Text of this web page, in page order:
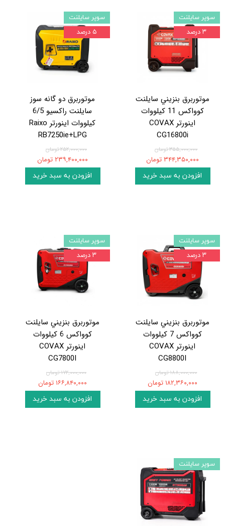
موتوربرق بنزيني سایلنت
کوواکس 11 کيلووات
اينورتر COVAX
CG16800i
۳۵۵,۰۰۰,۰۰۰ تومان
۳۴۴,۳۵۰,۰۰۰ تومان
افزودن به سبد خرید
سوپر سایلنت
۳ درصد
موتوربرق دو گانه سوز
سایلنت راکسیو 6/5
کيلووات اينورتر Raixo
RB7250ie+LPG
۲۵۲,۰۰۰,۰۰۰ تومان
۲۳۹,۴۰۰,۰۰۰ تومان
افزودن به سبد خرید
سوپر سایلنت
۵ درصد
موتوربرق بنزيني سایلنت
کوواکس 7 کيلووات
اينورتر COVAX
CG8800I
۱۸۸,۰۰۰,۰۰۰ تومان
۱۸۲,۳۶۰,۰۰۰ تومان
افزودن به سبد خرید
سوپر سایلنت
۳ درصد
موتوربرق بنزيني سایلنت
کوواکس 6 کيلووات
اينورتر COVAX
CG7800I
۱۷۲,۰۰۰,۰۰۰ تومان
۱۶۶,۸۴۰,۰۰۰ تومان
افزودن به سبد خرید
سوپر سایلنت
۳ درصد
سوپر سایلنت